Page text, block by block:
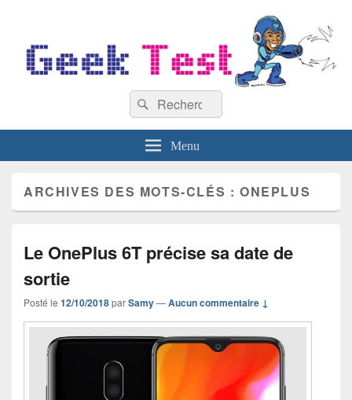
Recherche :
Rechercher
Menu
ARCHIVES DES MOTS-CLÉS :ONEPLUS
Le OnePlus 6T précise sa date de
sortie
Posté le 12/10/2018parSamy—Aucun commentaire ↓